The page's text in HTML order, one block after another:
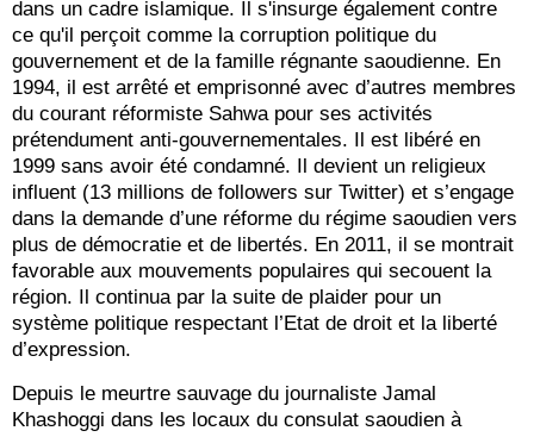
dans un cadre islamique. Il s'insurge également contre
ce qu'il perçoit comme la corruption politique du
gouvernement et de la famille régnante saoudienne. En
1994, il est arrêté et emprisonné avec d’autres membres
du courant réformiste Sahwa pour ses activités
prétendument anti-gouvernementales. Il est libéré en
1999 sans avoir été condamné. Il devient un religieux
influent (13 millions de followers sur Twitter) et s’engage
dans la demande d’une réforme du régime saoudien vers
plus de démocratie et de libertés. En 2011, il se montrait
favorable aux mouvements populaires qui secouent la
région. Il continua par la suite de plaider pour un
système politique respectant l’Etat de droit et la liberté
d’expression.
Depuis le meurtre sauvage du journaliste Jamal
Khashoggi dans les locaux du consulat saoudien à